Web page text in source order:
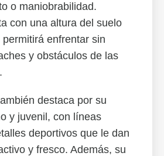
o maniobrabilidad.
con una altura del suelo
enfrentar sin
y obstáculos de las
destaca por su
y juvenil, con líneas
deportivos que le dan
y fresco. Además, su